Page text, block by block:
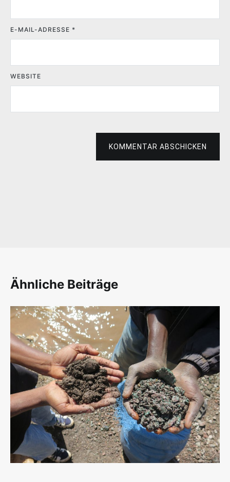
E-MAIL-ADRESSE *
WEBSITE
KOMMENTAR ABSCHICKEN
Ähnliche Beiträge